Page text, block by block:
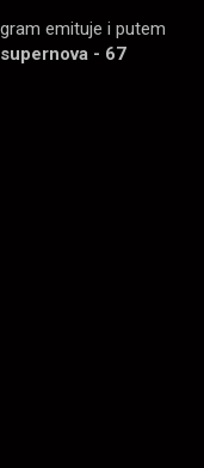
emituje i putem
- 67